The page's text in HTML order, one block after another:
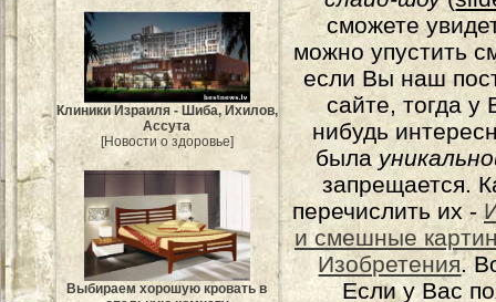
Клиники Израиля - Шиба, Ихилов,
Ассута
[Новости о здоровье]
Выбираем хорошую кровать в
сможете
можно упустить
если Вы наш
сайте, тогда у
нибудь
была
запрещается.
перечислить их -
и смешные
Изобретения.
Если у Вас